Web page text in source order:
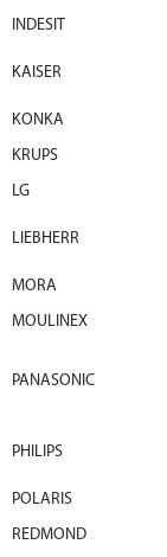
INDESIT
KAISER
KONKA
KRUPS
LG
LIEBHERR
MORA
MOULINEX
PANASONIC
PHILIPS
POLARIS
REDMOND